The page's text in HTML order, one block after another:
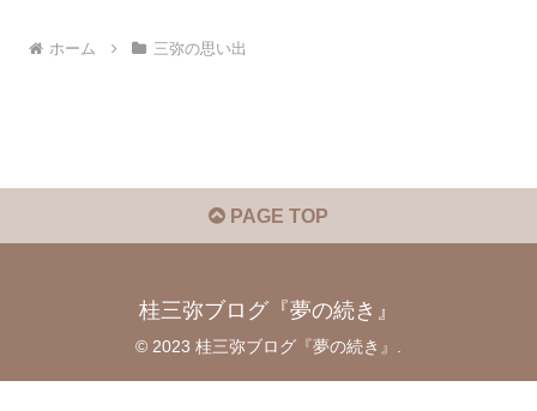
ホーム 三弥の思い出
PAGE TOP
桂三弥ブログ『夢の続き』
© 2023 桂三弥ブログ『夢の続き』.